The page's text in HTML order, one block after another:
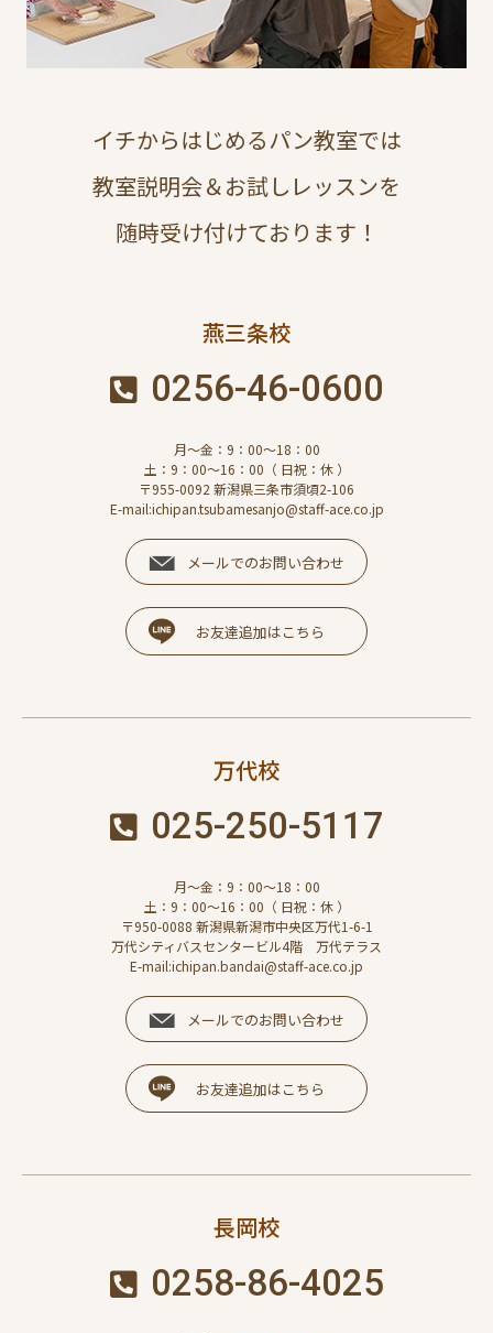
イチからはじめるパン教室では
教室説明会＆お試しレッスンを
随時受け付けております！
燕三条校
0256-46-0600
月～金：9：00～18：00
土：9：00～16：00（ 日祝：休 ）
〒955-0092 新潟県三条市須頃2-106
E-mail:ichipan.tsubamesanjo@staff-ace.co.jp
メールでのお問い合わせ
お友達追加はこちら
万代校
025-250-5117
月～金：9：00～18：00
土：9：00～16：00（ 日祝：休 ）
〒950-0088 新潟県新潟市中央区万代1-6-1
万代シティバスセンタービル4階 万代テラス
E-mail:ichipan.bandai@staff-ace.co.jp
メールでのお問い合わせ
お友達追加はこちら
長岡校
0258-86-4025